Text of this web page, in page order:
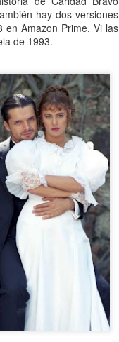
hay dos versiones
Amazon Prime. Vi las
de 1993.